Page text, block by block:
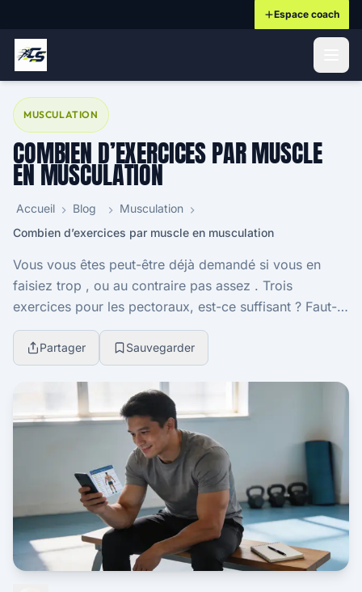
Espace coach
MUSCULATION
COMBIEN D’EXERCICES PAR MUSCLE
EN MUSCULATION
Accueil Blog
Musculation
Combien d’exercices par muscle en musculation
Vous vous êtes peut-être déjà demandé si vous en
faisiez trop , ou au contraire pas assez . Trois
exercices pour les pectoraux, est-ce suffisant ? Faut-il
varier à chaque séance ? En musculation, la q...
Partager Sauvegarder